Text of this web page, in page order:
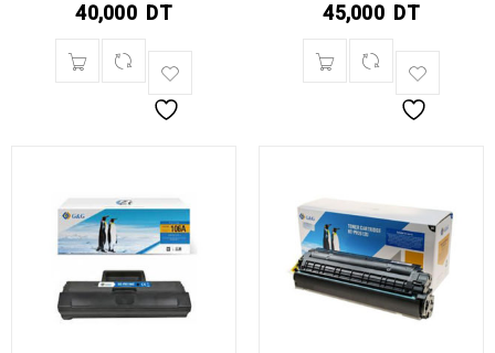
40,000 DT 45,000 DT